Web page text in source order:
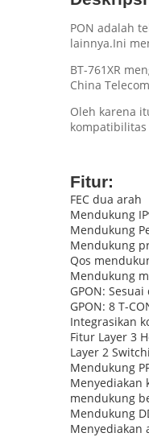
PON adalah
lainnya.Ini
BT-761XR
China
Oleh karena
kompatibilitas
Fitur:
FEC dua arah
Mendukung
Mendukung
Mendukung
Qos
Mendukung
GPON:
GPON: 8 T-
Integrasikan
Fitur Layer 3
Layer 2
Mendukung
Menyediakan
mendukung
Mendukung
Menyediakan